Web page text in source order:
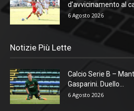
d’avvicinamento al
6 Agosto 2026
Notizie Più Lette
Calcio Serie B –
Gasparini. Duello...
6 Agosto 2026